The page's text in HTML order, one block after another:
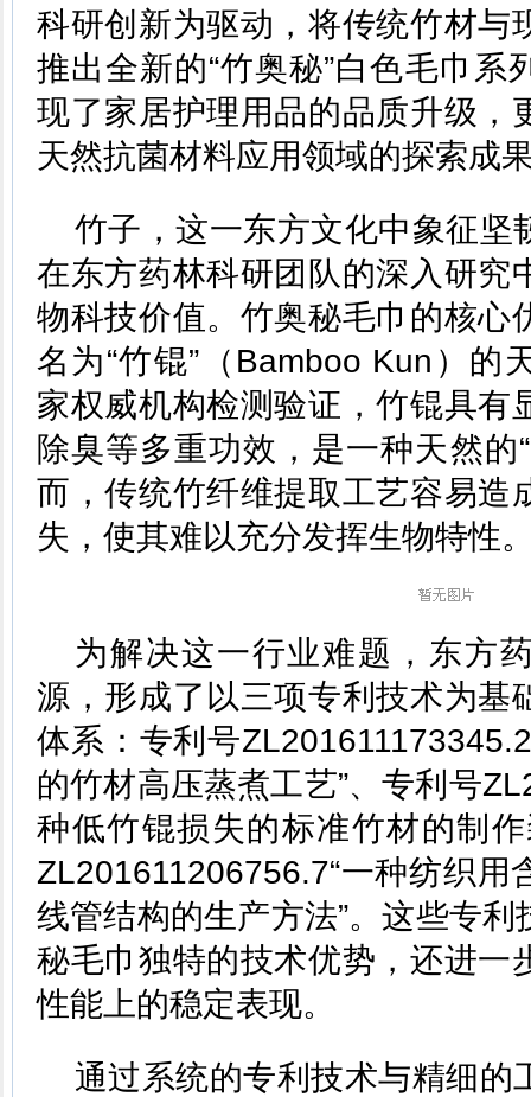
科研创新为驱动，将传统竹材与
推出全新的“竹奥秘”白色毛巾系
现了家居护理用品的品质升级，
天然抗菌材料应用领域的探索成
竹子，这一东方文化中象征坚
在东方药林科研团队的深入研究
物科技价值。竹奥秘毛巾的核心
名为“竹锟”（Bamboo Kun）的
家权威机构检测验证，竹锟具有
除臭等多重功效，是一种天然的
而，传统竹纤维提取工艺容易造
失，使其难以充分发挥生物特性
为解决这一行业难题，东方
源，形成了以三项专利技术为基
体系：专利号
的竹材高压蒸煮工艺”、专利号
种低竹锟损失的标准竹材的制
ZL201611206756.7“一种纺织用
线管结构的生产方法”。这些专
秘毛巾独特的技术优势，还进一
性能上的稳定表现。
通过系统的专利技术与精细的